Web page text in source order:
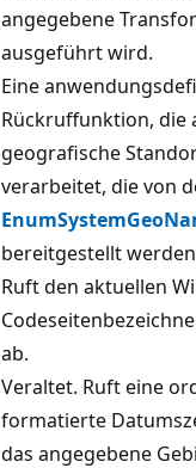
angegebene
ausgeführt wird.
Eine
Rückruffunktion, die
geografische
verarbeitet, die von
bereitgestellt
Ruft den aktuellen
ab.
Veraltet. Ruft eine
formatierte
das angegebene